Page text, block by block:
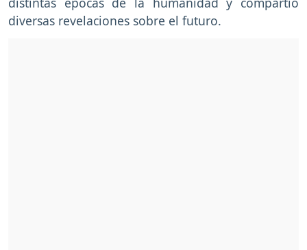
diversas revelaciones sobre el futuro.